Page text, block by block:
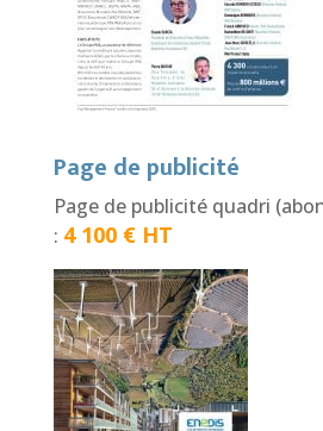
Page de publicité
Page de publicité quadri
: 4 100 € HT